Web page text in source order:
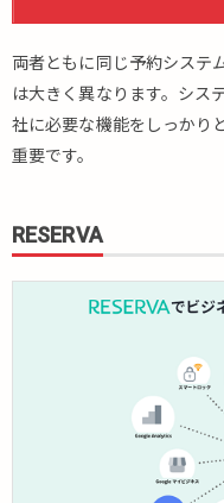
5.1.1.
総合型
か専門
がある
か
5.1.3.
運営事
業会社
両者ともに同じ予約システ
は大きく異なります。シス
社に必要な機能をしっかり
重要です。
RESERVA